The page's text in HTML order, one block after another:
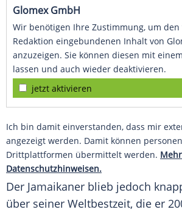
Glomex GmbH
Wir benötigen Ihre Zustimmung, um
Redaktion eingebundenen Inhalt von
anzuzeigen. Sie können diesen mit
lassen und auch wieder deaktivieren.
jetzt aktivieren
Ich bin damit einverstanden, dass mir
angezeigt werden. Damit können
Drittplattformen übermittelt werden.
Datenschutzhinweisen.
Der Jamaikaner blieb jedoch
über seiner Weltbestzeit, die er